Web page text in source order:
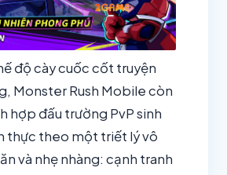
độ cày cuốc cốt truyện
Monster Rush Mobile còn
hợp đấu trường PvP sinh
thực theo một triết lý vô
và nhẹ nhàng: cạnh tranh